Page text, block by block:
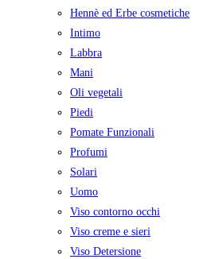
Hennè ed Erbe cosmetiche
Intimo
Labbra
Mani
Oli vegetali
Piedi
Pomate Funzionali
Profumi
Solari
Uomo
Viso contorno occhi
Viso creme e sieri
Viso Detersione